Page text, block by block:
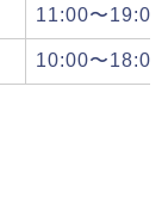
11:00〜19:00
10:00〜18:00